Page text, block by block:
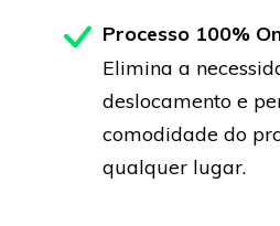
Processo 100%
Elimina a
deslocamento e
comodidade do
qualquer lugar.